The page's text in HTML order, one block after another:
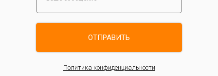
ОТПРАВИТЬ
Политика конфиденциальности